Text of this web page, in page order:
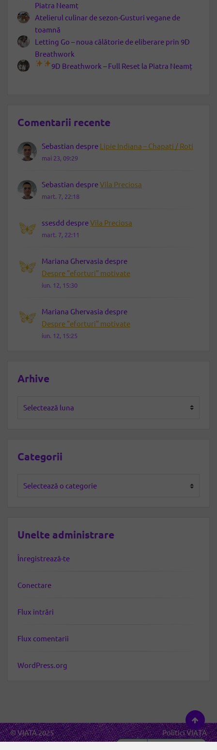
Piatra Neamț
Atelierul culinar de sezon-Gusturi vegane de
toamnă
Letting Go – noua călătorie de eliberare prin 9D
Breathwork
9D Breathwork – Full Reset la Piatra Neamț
Comentarii recente
Sebastian despre Lipie Indiana – Chapati / Roti
mai 23, 09:29
Sebastian despreVila Preciosa
mart. 7, 22:18
ssesdd despreVila Preciosa
mart. 7, 22:11
Mariana Ghervasia despre
Despre ”eforturi” motivate
iun. 12, 15:30
Mariana Ghervasia despre
Despre ”eforturi” motivate
iun. 12, 15:25
Arhive
Categorii
Unelte administrare
Înregistrează-te
Conectare
Flux intrări
Flux comentarii
WordPress.org
© VIATA 2025 Politici VIAȚA